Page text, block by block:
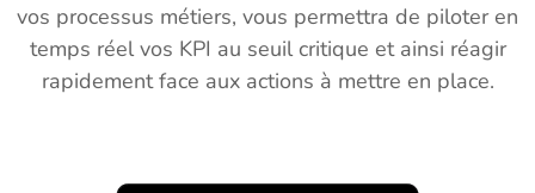
vos processus métiers, vous permettra de piloter en
temps réel vos KPI au seuil critique et ainsi réagir
rapidement face aux actions à mettre en place.